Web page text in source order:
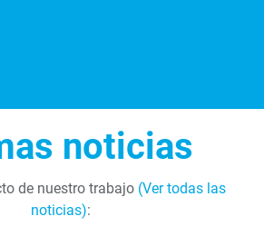
noticias
de nuestro trabajo(Ver todas las
noticias):